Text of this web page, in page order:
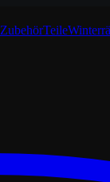
ZubehörTeile